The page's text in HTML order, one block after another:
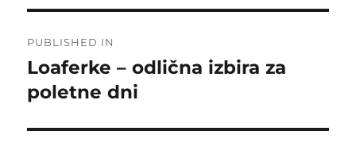
navigation
PUBLISHED IN
Loaferke – odlična izbira za
poletne dni